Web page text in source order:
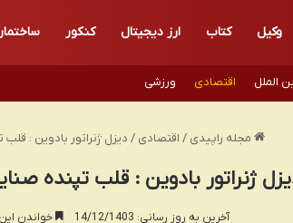
وکیل کتاب ارز دیجیتال کنکور
الملل اقتصادی ورزشی
مجله راپیدی / اقتصادی / دیزل ژنراتور بادوین :
ژنراتور بادوین : قلب تپنده
آخرین به روز رسانی: 14/12/1403 خواندن این مطلب 15